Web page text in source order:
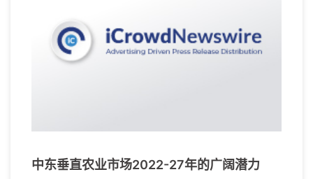
中东垂直农业市场2022-27年的广阔潜力